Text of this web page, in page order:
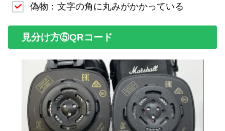
偽物：文字の角に丸みがかかっている
見分け方⑤QRコード